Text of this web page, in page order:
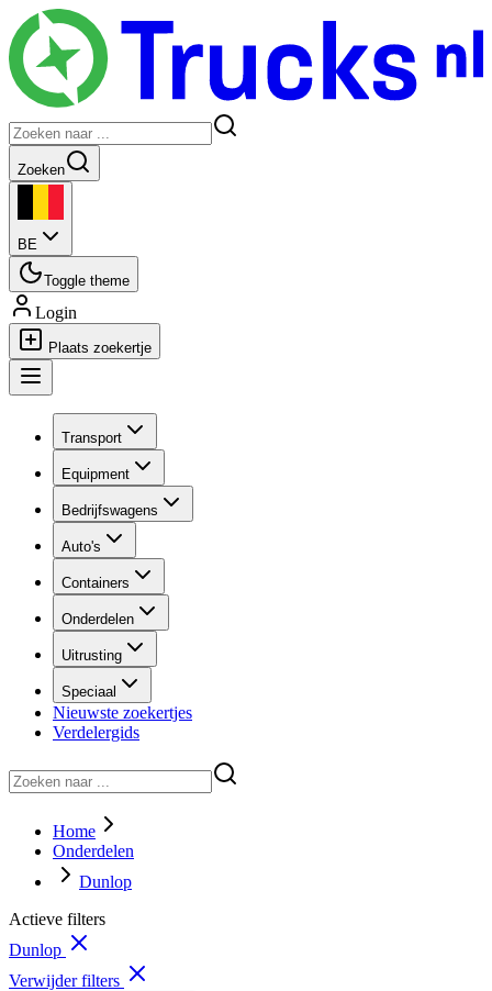
Zoeken
BE
Toggle theme
Login
Plaats zoekertje
Transport
Equipment
Bedrijfswagens
Auto's
Containers
Onderdelen
Uitrusting
Speciaal
Nieuwste zoekertjes
Verdelergids
Home
Onderdelen
Dunlop
Actieve filters
Dunlop
Verwijder filters